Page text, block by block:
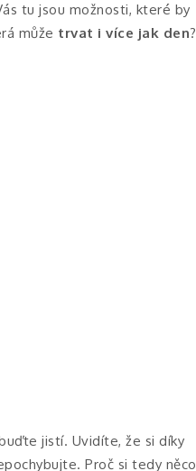
tu jsou možnosti, které by
může trvat i více jak den?
jistí. Uvidíte, že si díky
Proč si tedy něco